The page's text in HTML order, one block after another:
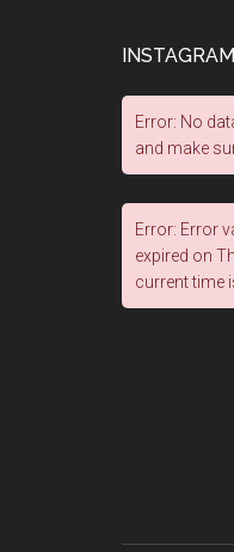
INSTAGRAM
Error: No
and make
Error: Error
expired on
current time